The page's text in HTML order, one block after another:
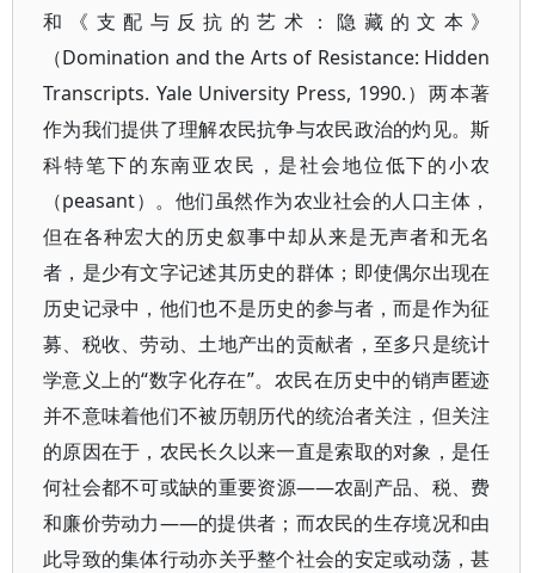
和《支配与反抗的艺术：隐藏的文本》
（Domination and the Arts of Resistance: Hidden
Transcripts. Yale University Press, 1990.）两本著
作为我们提供了理解农民抗争与农民政治的灼见。斯
科特笔下的东南亚农民，是社会地位低下的小农
（peasant）。他们虽然作为农业社会的人口主体，
但在各种宏大的历史叙事中却从来是无声者和无名
者，是少有文字记述其历史的群体；即使偶尔出现在
历史记录中，他们也不是历史的参与者，而是作为征
募、税收、劳动、土地产出的贡献者，至多只是统计
学意义上的“数字化存在”。农民在历史中的销声匿迹
并不意味着他们不被历朝历代的统治者关注，但关注
的原因在于，农民长久以来一直是索取的对象，是任
何社会都不可或缺的重要资源——农副产品、税、费
和廉价劳动力——的提供者；而农民的生存境况和由
此导致的集体行动亦关乎整个社会的安定或动荡，甚